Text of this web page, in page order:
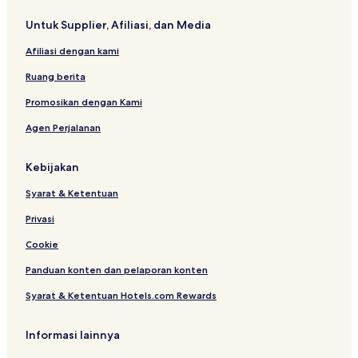
a
t
m
e
n
u
h
i
n
g
Untuk Supplier, Afiliasi, dan Media
Afiliasi dengan kami
Ruang berita
Promosikan dengan Kami
Agen Perjalanan
Kebijakan
Syarat & Ketentuan
Privasi
Cookie
Panduan konten dan pelaporan konten
Syarat & Ketentuan Hotels.com Rewards
Informasi lainnya